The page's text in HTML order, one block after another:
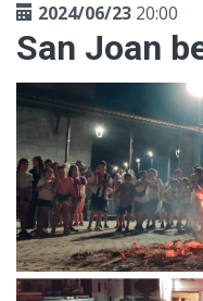
2024/06/23 20:00
San Joan